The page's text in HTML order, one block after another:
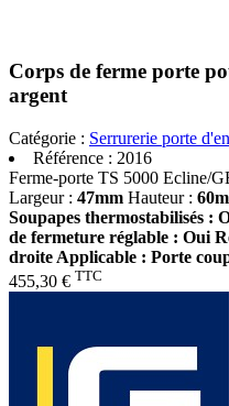
Corps de ferme porte
argent
Catégorie : Serrurerie porte
Référence : 2016
Ferme-porte TS 5000 Ecline/
Largeur : 47mm Hauteur :
Soupapes thermostabilisés :
de fermeture réglable : Oui
droite Applicable : Porte
455,30 € TTC